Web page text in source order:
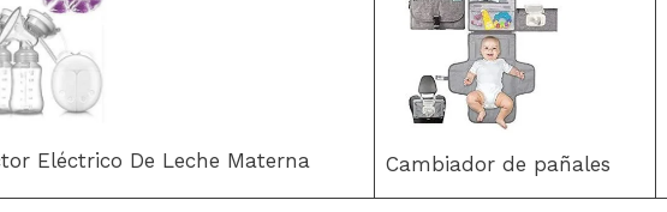
Eléctrico De Leche Materna Cambiador de pañales